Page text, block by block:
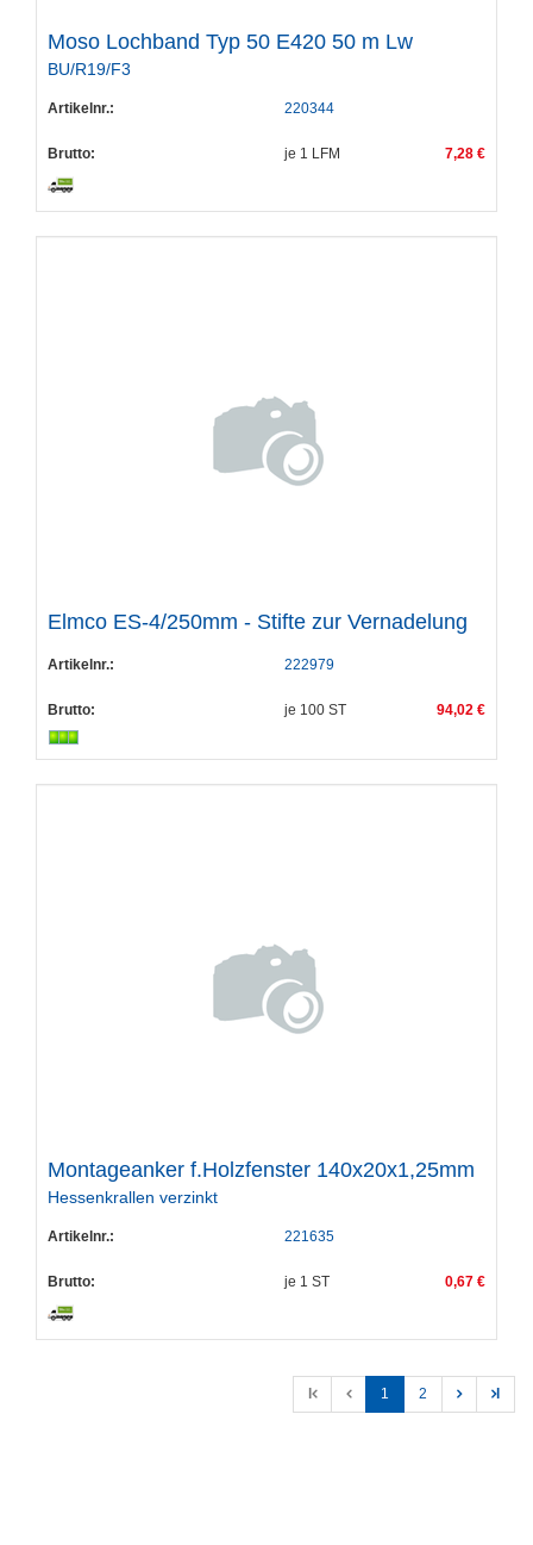
Moso Lochband Typ 50 E420 50 m Lw
BU/R19/F3
Artikelnr.: 220344
Brutto: je 1 LFM 7,28 €
Elmco ES-4/250mm - Stifte zur Vernadelung
Artikelnr.: 222979
Brutto: je 100 ST 94,02 €
Montageanker f.Holzfenster 140x20x1,25mm
Hessenkrallen verzinkt
Artikelnr.: 221635
Brutto: je 1 ST 0,67 €
l 1 2 l